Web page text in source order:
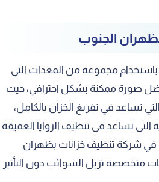
الجنوب
باستخدام مجموعة من المعدات التي
صورة ممكنة بشكل احترافي، حيث
تساعد في تفريغ الخزان بالكامل،
التي تساعد في تنظيف الزوايا العميقة
في شركة تنظيف خزانات بظهران
متخصصة تزيل الشوائب دون التأثير